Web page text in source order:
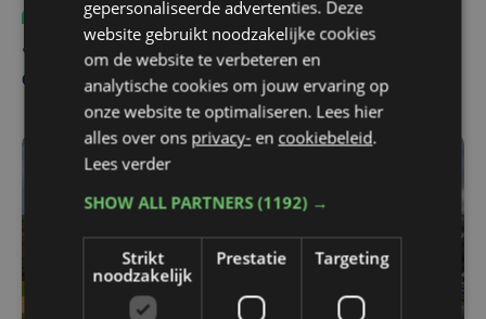
Sport wo 6 november 2024 | 11:55
Jeroen Neus uit Oudenburg wordt
elitecoach Belgische roeiers
gepersonaliseerde advertenties. Deze
website gebruikt noodzakelijke cookies
om de website te verbeteren en
analytische cookies om jouw ervaring op
onze website te optimaliseren. Lees hier
alles over ons privacy- en cookiebeleid.
Lees verder
SHOW ALL PARTNERS(1192) →
Strikt
noodzakelijk
Prestatie Targeting